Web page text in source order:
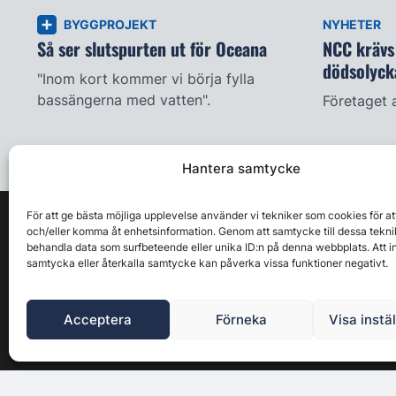
Hantera samtycke
För att ge bästa möjliga upplevelse använder vi tekniker som cookies för
och/eller komma åt enhetsinformation. Genom att samtycke till dessa
behandla data som surfbeteende eller unika ID:n på denna webbplats. Att
samtycka eller återkalla samtycke kan påverka vissa funktioner negativt.
Acceptera Förneka Visa
BYGGPROJEKT
Så ser slutspurten ut för Oceana
"Inom kort kommer vi börja fylla
bassängerna med vatten".
NYHETER
NCC
Företaget